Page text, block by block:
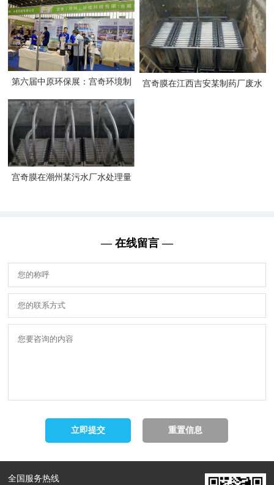
第六届中原环保展：宫奇环境制
宫奇膜在江西吉安某制药厂废水
宫奇膜在潮州某污水厂水处理量
— 在线留言 —
全国服务热线